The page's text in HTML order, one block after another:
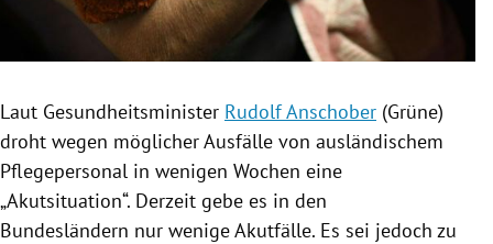
Untermenü
Untermenü
Laut Gesundheitsminister Rudolf Anschober (Grüne)
droht wegen möglicher Ausfälle von ausländischem
Pflegepersonal in wenigen Wochen eine
„Akutsituation“. Derzeit gebe es in den
Bundesländern nur wenigeAkutfälle. Es sei jedoch zu